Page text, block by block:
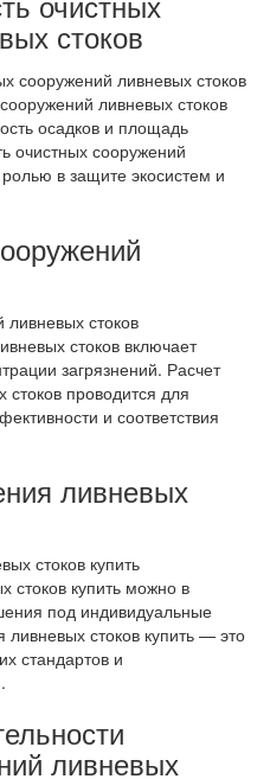
стоков
ливневых стоков
осадков и площадь
очистных сооружений
в защите экосистем и
стоков включает
загрязнений. Расчет
проводится для
и соответствия
ливневых
стоков купить можно в
под индивидуальные
стоков купить — это
стандартов и
ливневых